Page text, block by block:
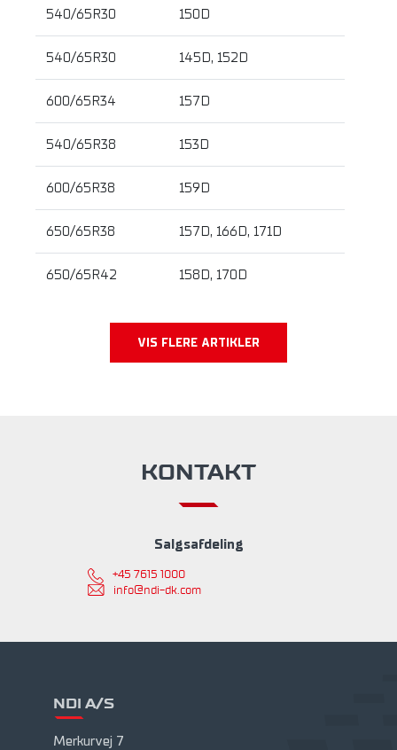
540/65R30 150D
540/65R30 145D, 152D
600/65R34 157D
540/65R38 153D
600/65R38 159D
650/65R38 157D, 166D, 171D
650/65R42 158D, 170D
VIS FLERE ARTIKLER
KONTAKT
Salgsafdeling
+45 7615 1000
info@ndi-dk.com
NDI A/S
Merkurvej 7